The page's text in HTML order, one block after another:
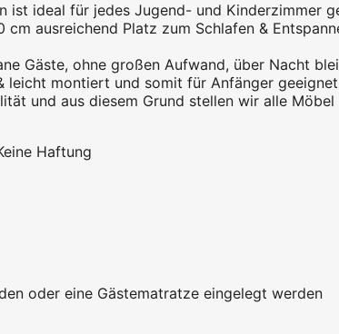
ideal für jedes Jugend- und Kinderzimmer
ausreichend Platz zum Schlafen &
Gäste, ohne großen Aufwand, über Nacht
leicht montiert und somit für Anfänger
und aus diesem Grund stellen wir alle
Haftung
oder eine Gästematratze eingelegt werden